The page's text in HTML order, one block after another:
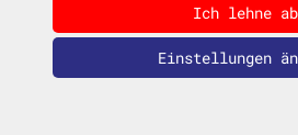
Ich lehne ab
Einstellungen
Sollte der Nutzer mit
nicht einverstanden sein,